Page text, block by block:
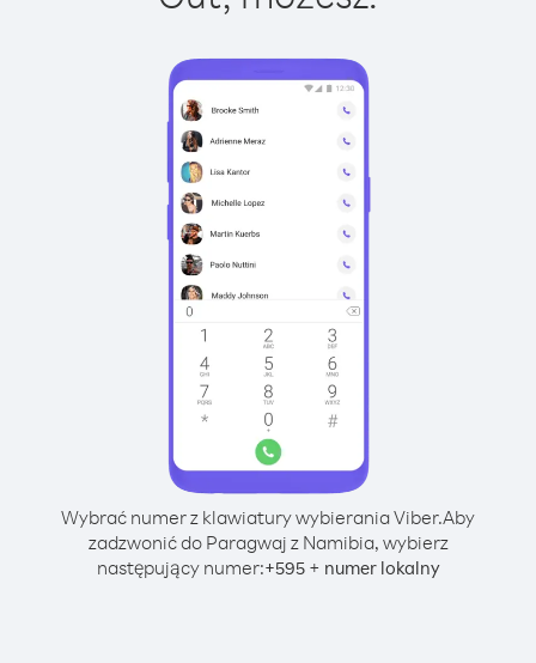
Wybrać numer z klawiatury wybierania Viber.Aby
zadzwonić do Paragwaj z Namibia, wybierz
następujący numer:+595+ numer lokalny